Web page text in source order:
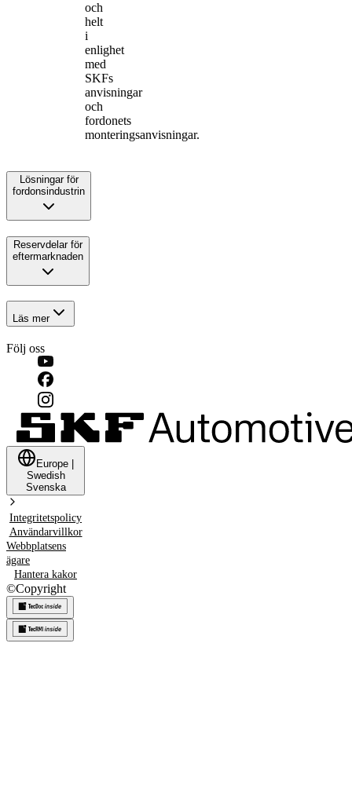
och
helt
i
enlighet
med
SKFs
anvisningar
och
fordonets
monteringsanvisningar.
Lösningar för
fordonsindustrin
Reservdelar för
eftermarknaden
Läs mer
Följ oss
Europe
Swedish
Svenska
Integritetspolicy
Användarvillkor
Webbplatsens
ägare
Hantera kakor
©Copyright